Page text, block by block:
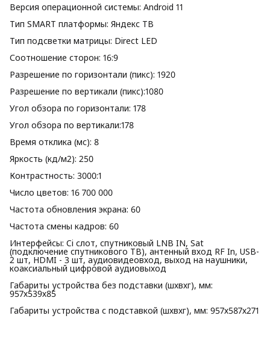
Версия операционной системы: Android 11
Тип SMART платформы: Яндекс ТВ
Тип подсветки матрицы: Direct LED
Соотношение сторон: 16:9
Разрешение по горизонтали (пикс): 1920
Разрешение по вертикали (пикс):1080
Угол обзора по горизонтали: 178
Угол обзора по вертикали:178
Время отклика (мс): 8
Яркость (кд/м2): 250
Контрастность: 3000:1
Число цветов: 16 700 000
Частота обновления экрана: 60
Частота смены кадров: 60
Интерфейсы: Ci слот, спутниковый LNB IN, Sat
(подключение спутникового ТВ), антенный вход RF In, USB-
2 шт, HDMI - 3 шт, аудиовидеовход, выход на наушники,
коаксиальный цифровой аудиовыход
Габариты устройства без подставки (шхвхг), мм:
957х539х85
Габариты устройства с подставкой (шхвхг), мм: 957х587х271